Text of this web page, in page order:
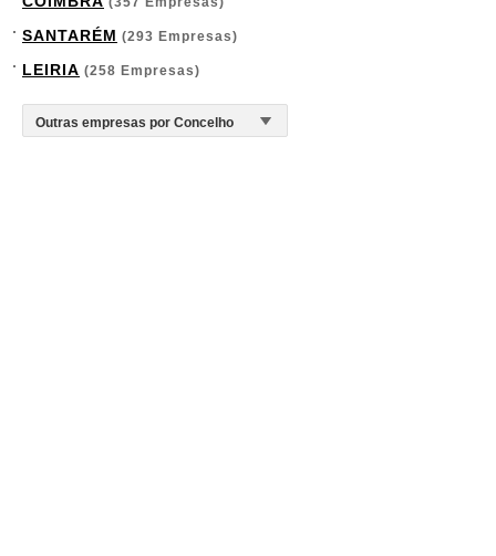
SANTARÉM (293 Empresas)
LEIRIA (258 Empresas)